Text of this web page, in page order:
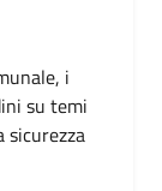
i
su temi
sicurezza